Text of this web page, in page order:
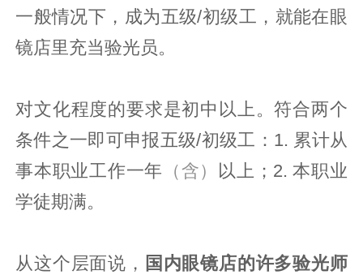
一般情况下，成为五级/初级工，就能在眼
镜店里充当验光员。
对文化程度的要求是初中以上。符合两个
条件之一即可申报五级/初级工：1. 累计从
事本职业工作一年 （含）
以上；2. 本职业
学徒期满。
从这个层面说， 国内眼镜店的许多验光师